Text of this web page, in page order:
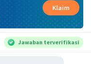
Klaim
Jawaban terverifikasi